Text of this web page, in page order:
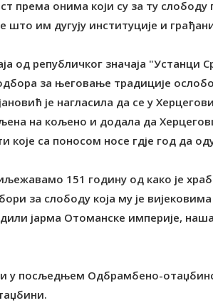
према онима који су за ту слободу
им дугују институције и
од републичког значаја "Устанци
за његовање традиције
је нагласила да се у
на кољено и додала да
са поносом носе гдје год да
151 годину од како је
за слободу која му је
јарма Отоманске империје,
у посљедњем Одбрамбено-